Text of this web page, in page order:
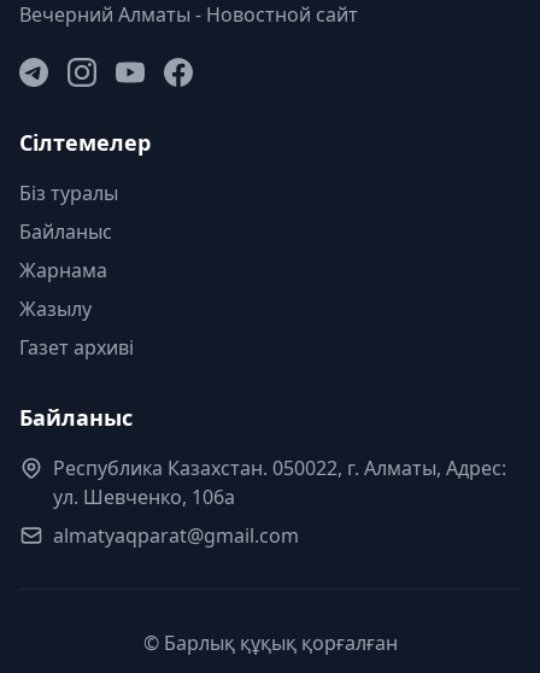
Вечерний Алматы - Новостной сайт
Сілтемелер
Біз туралы
Байланыс
Жарнама
Жазылу
Газет архиві
Байланыс
Республика Казахстан. 050022, г. Алматы, Адрес:
ул. Шевченко, 106а
almatyaqparat@gmail.com
© Барлық құқық қорғалған